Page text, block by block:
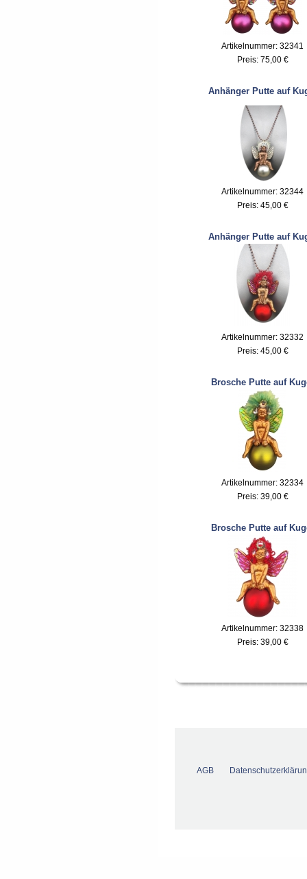
Artikelnummer: 32341
Preis: 75,00 €
Anhänger Putte auf
Artikelnummer: 32344
Preis: 45,00 €
Anhänger Putte auf
Artikelnummer: 32332
Preis: 45,00 €
Brosche Putte auf
Artikelnummer: 32334
Preis: 39,00 €
Brosche Putte auf
Artikelnummer: 32338
Preis: 39,00 €
AGB